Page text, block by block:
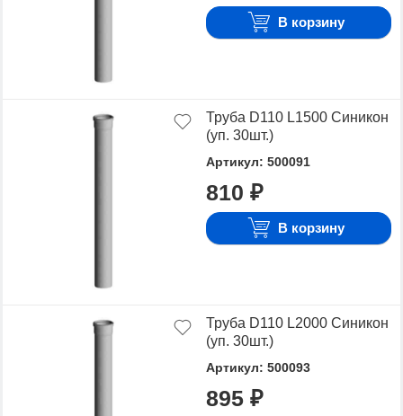
В корзину
Труба D110 L1500 Синикон
(уп. 30шт.)
Артикул: 500091
810 ₽
В корзину
Труба D110 L2000 Синикон
(уп. 30шт.)
Артикул: 500093
895 ₽